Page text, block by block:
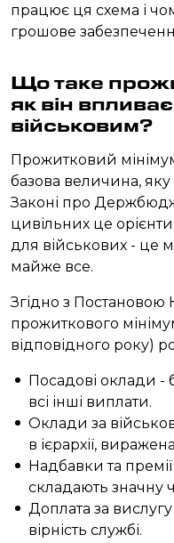
працює ця схема і
грошове
Що таке
як він
військовим?
Прожитковий
базова величина,
Законі про
цивільних це
для військових - це
майже все.
Згідно з
прожиткового
відповідного року)
Посадові оклади -
всі інші виплати.
Оклади за
в ієрархії,
Надбавки та
складають значну
Доплата за
вірність службі.